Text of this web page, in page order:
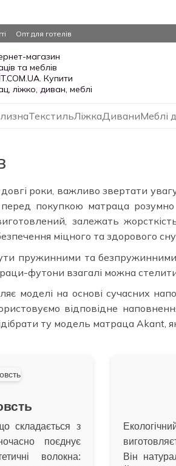
Опт для готелів
ТекстильЛіжкаДиваниМеблі
роки, важливо звертати
покупкою матраца
залежать
міцного та здорового
пружинними та
футони взагалі можна стелити
моделі на основі сучасних
відповідне
ту модель матраца Akant,
складається з
поєднує
волокна:
Він